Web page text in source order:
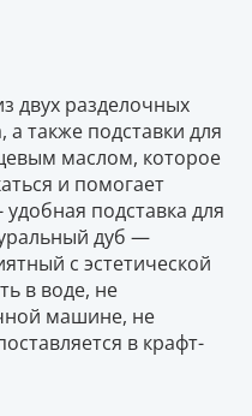
двух разделочных
а также подставки для
маслом, которое
и помогает
подставка для
дуб —
с эстетической
в воде, не
машине, не
в крафт-